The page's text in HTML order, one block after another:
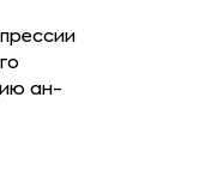
ан-